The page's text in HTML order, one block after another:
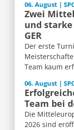
06. August |
Zwei
und
GER
Der erste
Team kaum
06. August |
Team bei
Die
2026 sind